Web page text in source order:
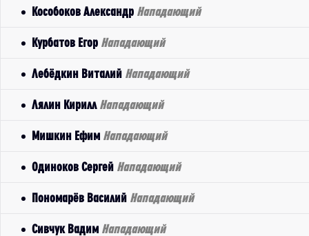
Кособоков Александр Нападающий
Курбатов Егор Нападающий
Лебёдкин Виталий Нападающий
Лялин Кирилл Нападающий
Мишкин Ефим Нападающий
Одиноков Сергей Нападающий
Пономарёв Василий Нападающий
Сивчук Вадим Нападающий